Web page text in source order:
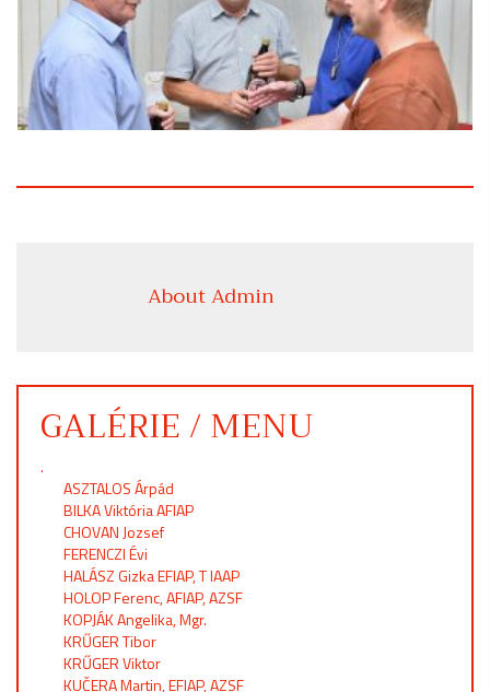
About Admin
GALÉRIE / MENU
.
ASZTALOS Árpád
BILKA Viktória AFIAP
CHOVAN Jozsef
FERENCZI Évi
HALÁSZ Gizka EFIAP, T IAAP
HOLOP Ferenc, AFIAP, AZSF
KOPJÁK Angelika, Mgr.
KRŰGER Tibor
KRŰGER Viktor
KUČERA Martin, EFIAP, AZSF